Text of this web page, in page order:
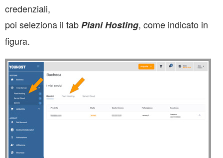
credenziali,
poi seleziona il tabPiani Hosting, come indicato in
figura.